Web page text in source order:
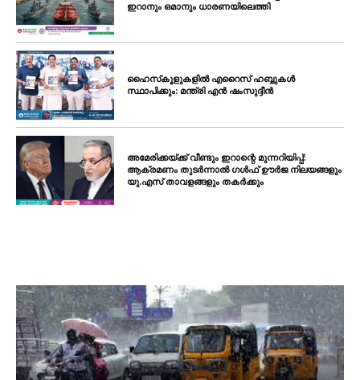
ഇറാനും ഒമാനും ധാരണയിലെത്തി
ഹൈസ്‌കൂളുകളിൽ എറൈസ് ഹബ്ബുകൾ
സ്ഥാപിക്കും: മന്ത്രി എൻ ഷംസുദ്ദീൻ
അമേരിക്കയ്ക്ക് വീണ്ടും ഇറാന്റെ മുന്നറിയിപ്പ്:
ആക്രമണം തുടർന്നാൽ ഗൾഫ് ഊർജ നിലയങ്ങളും
യു.എസ് താവളങ്ങളും തകർക്കും